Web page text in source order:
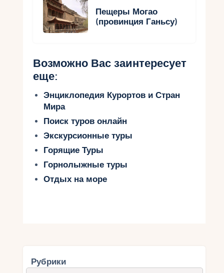
Пещеры Могао
(провинция Ганьсу)
Возможно Вас заинтересует
еще:
Энциклопедия Курортов и Стран
Мира
Поиск туров онлайн
Экскурсионные туры
Горящие Туры
Горнолыжные туры
Отдых на море
Рубрики